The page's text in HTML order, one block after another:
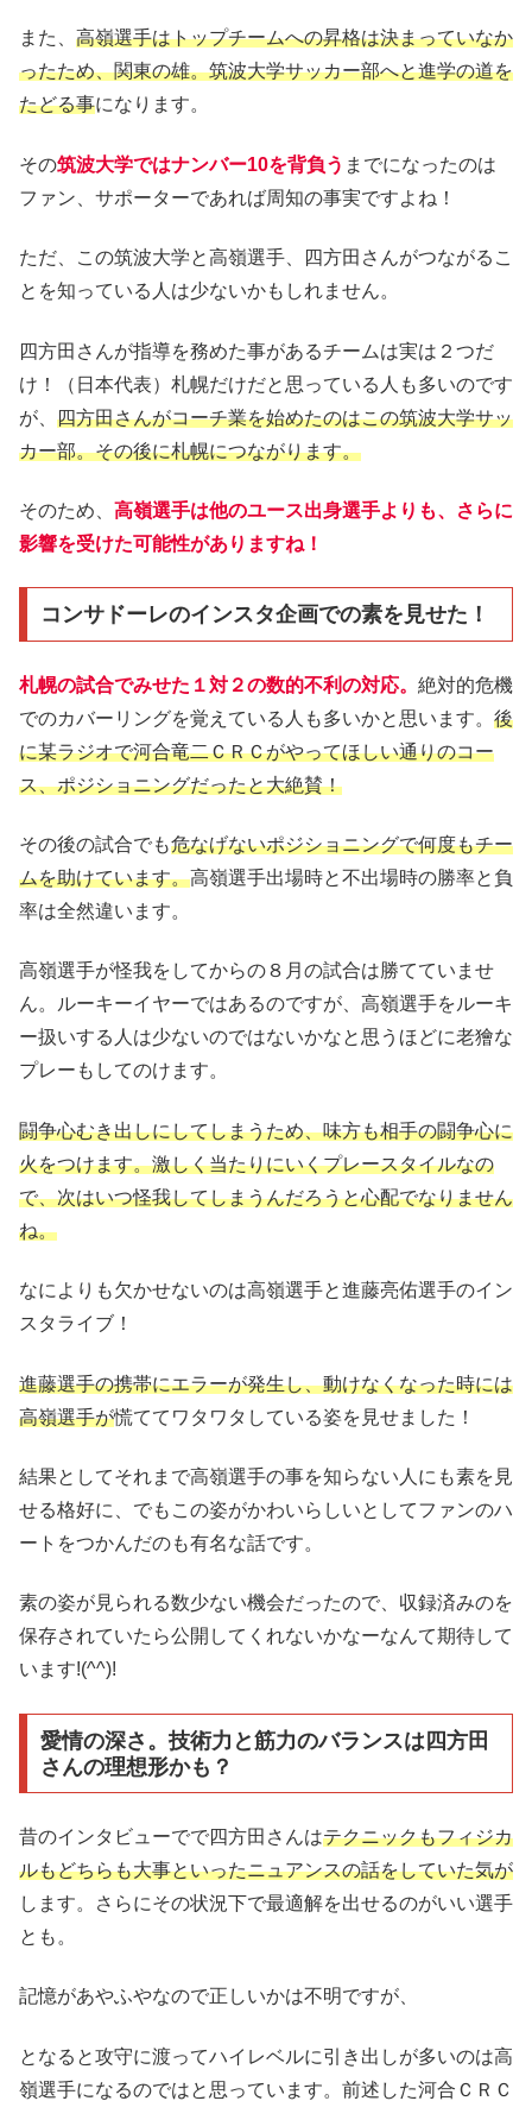
また、 高嶺選手はトップチームへの昇格は決まっていなか
ったため、関東の雄。筑波大学サッカー部へと進学の道を
たどる事になります。
その筑波大学ではナンバー10を背負う までになったのは
ファン、サポーターであれば周知の事実ですよね！
ただ、この筑波大学と高嶺選手、四方田さんがつながるこ
とを知っている人は少ないかもしれません。
四方田さんが指導を務めた事があるチームは実は２つだ
け！（日本代表）札幌だけだと思っている人も多いのです
が、 四方田さんがコーチ業を始めたのはこの筑波大学サッ
カー部。その後に札幌につながります。
そのため、 高嶺選手は他のユース出身選手よりも、さらに
影響を受けた可能性がありますね！
コンサドーレのインスタ企画での素を見せた！
札幌の試合でみせた１対２の数的不利の対応。 絶対的危機
でのカバーリングを覚えている人も多いかと思います。 後
に某ラジオで河合竜二ＣＲＣがやってほしい通りのコー
ス、ポジショニングだったと大絶賛！
その後の試合でも危なげないポジショニングで何度もチー
ムを助けています。高嶺選手出場時と不出場時の勝率と負
率は全然違います。
高嶺選手が怪我をしてからの８月の試合は勝てていませ
ん。ルーキーイヤーではあるのですが、高嶺選手をルーキ
ー扱いする人は少ないのではないかなと思うほどに老獪な
プレーもしてのけます。
闘争心むき出しにしてしまうため、味方も相手の闘争心に
火をつけます。激しく当たりにいくプレースタイルなの
で、次はいつ怪我してしまうんだろうと心配でなりません
ね。
なによりも欠かせないのは高嶺選手と進藤亮佑選手のイン
スタライブ！
進藤選手の携帯にエラーが発生し、動けなくなった時には
高嶺選手が慌ててワタワタしている姿を見せました！
結果としてそれまで高嶺選手の事を知らない人にも素を見
せる格好に、でもこの姿がかわいらしいとしてファンのハ
ートをつかんだのも有名な話です。
素の姿が見られる数少ない機会だったので、収録済みのを
保存されていたら公開してくれないかなーなんて期待して
います!(^^)!
愛情の深さ。技術力と筋力のバランスは四方田
さんの理想形かも？
昔のインタビューでで四方田さんはテクニックもフィジカ
ルもどちらも大事といったニュアンスの話をしていた気が
します。さらにその状況下で最適解を出せるのがいい選手
とも。
記憶があやふやなので正しいかは不明ですが、
となると攻守に渡ってハイレベルに引き出しが多いのは高
嶺選手になるのではと思っています。前述した河合ＣＲＣ